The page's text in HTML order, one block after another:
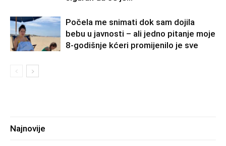
Počela me snimati dok sam dojila
bebu u javnosti – ali jedno pitanje moje
8-godišnje kćeri promijenilo je sve
Najnovije